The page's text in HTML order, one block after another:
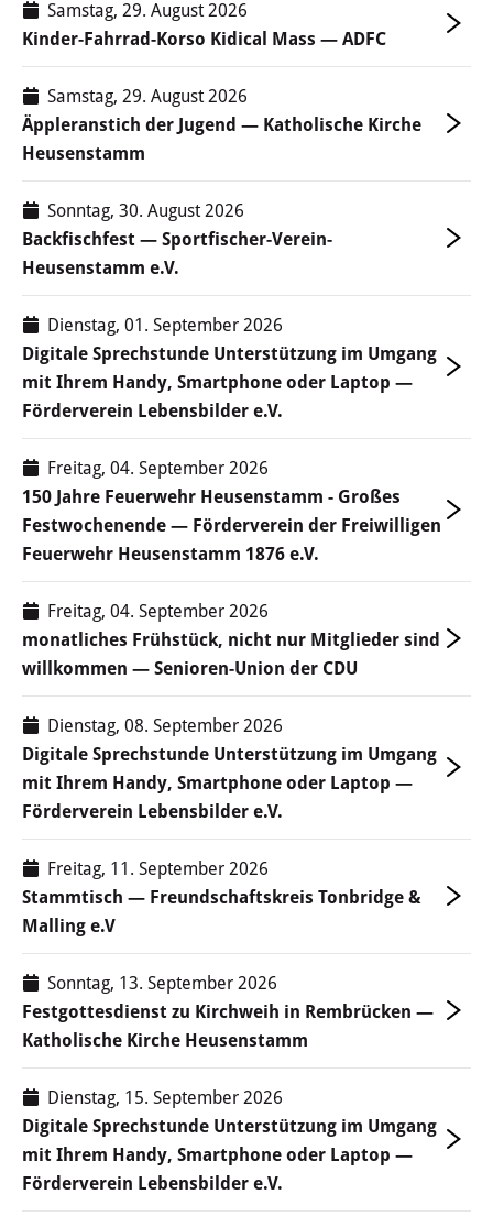
Samstag, 29. August 2026
Kinder-Fahrrad-Korso Kidical Mass — ADFC
Samstag, 29. August 2026
Äppleranstich der Jugend — Katholische Kirche
Heusenstamm
Sonntag, 30. August 2026
Backfischfest — Sportfischer-Verein-
Heusenstamm e.V.
Dienstag, 01. September 2026
Digitale Sprechstunde Unterstützung im Umgang
mit Ihrem Handy, Smartphone oder Laptop —
Förderverein Lebensbilder e.V.
Freitag, 04. September 2026
150 Jahre Feuerwehr Heusenstamm - Großes
Festwochenende — Förderverein der Freiwilligen
Feuerwehr Heusenstamm 1876 e.V.
Freitag, 04. September 2026
monatliches Frühstück, nicht nur Mitglieder sind
willkommen — Senioren-Union der CDU
Dienstag, 08. September 2026
Digitale Sprechstunde Unterstützung im Umgang
mit Ihrem Handy, Smartphone oder Laptop —
Förderverein Lebensbilder e.V.
Freitag, 11. September 2026
Stammtisch — Freundschaftskreis Tonbridge &
Malling e.V
Sonntag, 13. September 2026
Festgottesdienst zu Kirchweih in Rembrücken —
Katholische Kirche Heusenstamm
Dienstag, 15. September 2026
Digitale Sprechstunde Unterstützung im Umgang
mit Ihrem Handy, Smartphone oder Laptop —
Förderverein Lebensbilder e.V.
Kommunale Wärmeplanung
Detail-Wärmeplanung
Smart City
Glasfaserausbau
Öffentliches WLAN
FREIZEIT & KULTUR
Veranstaltungen
Veranstaltungskalender
Regelmäßige Veranstaltungen
Heusenstammer Sommer
Sport & Freizeit
Schwimmbad
Kultur- & Sportzentrum Martinsee
Sportanlagen
Rad fahren
Zukunftsforum Sport
Kulturangebote
Musikschule & Volkshochschule
Haus der Stadtgeschichte
Vereine
Vereine A-Z